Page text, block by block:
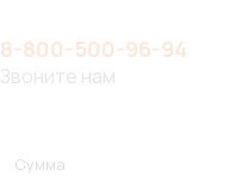
8-800-500-96-94
Звоните нам
Сумма